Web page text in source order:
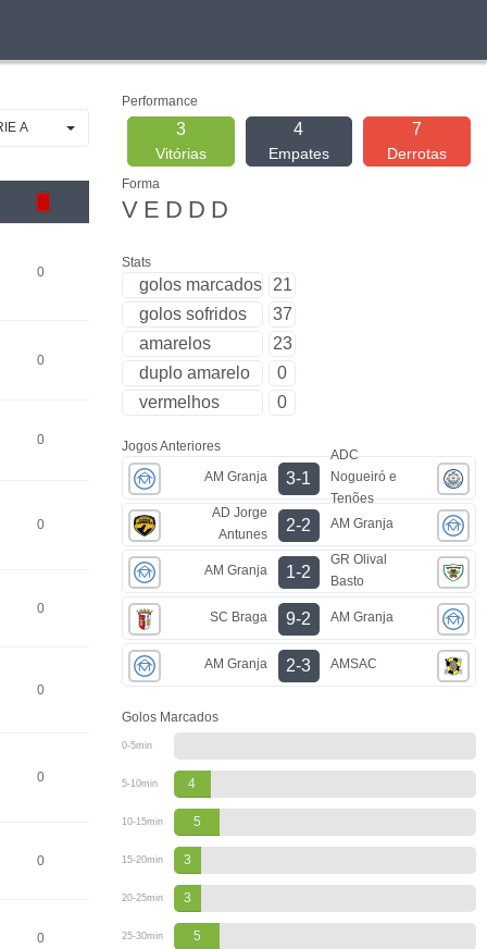
A
0
0
0
0
0
0
0
0
0
Performance
3
Vitórias
4
Empates
7
Derrotas
Forma
V E D D D
Stats
golos marcados
21
golos sofridos
37
amarelos
23
duplo amarelo
0
vermelhos
0
Jogos Anteriores
AM Granja
3-1
ADC
Nogueiró e
Tenões
AD Jorge
Antunes
2-2 AM Granja
AM Granja 1-2
GR Olival
Basto
SC Braga 9-2 AM Granja
AM Granja 2-3 AMSAC
Golos Marcados
0-5min
5-10min 4
10-15min 5
15-20min 3
20-25min 3
25-30min 5